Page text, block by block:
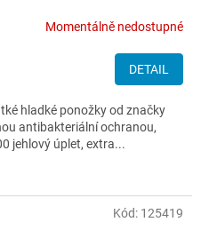
Momentálně nedostupné
DETAIL
hladké ponožky od značky
antibakteriální ochranou,
jehlový úplet, extra...
Kód: 125419